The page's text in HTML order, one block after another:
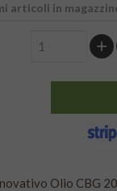
articoli in
Olio CBG